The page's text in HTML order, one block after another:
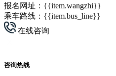
报名网址： {{item.wangzhi}}
乘车路线：{{item.bus_line}}
在线咨询
咨询热线